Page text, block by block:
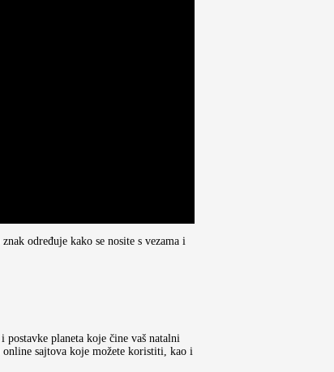
određuje kako se nosite s vezama i
postavke planeta koje čine vaš natalni
sajtova koje možete koristiti, kao i